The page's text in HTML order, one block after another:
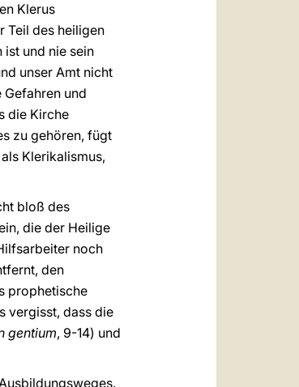
Klerus
Teil des heiligen
und nie sein
unser Amt nicht
und
die Kirche
zu gehören, fügt
Klerikalismus,
bloß des
die der Heilige
noch
den
prophetische
vergisst, dass die
gentium, 9-14) und